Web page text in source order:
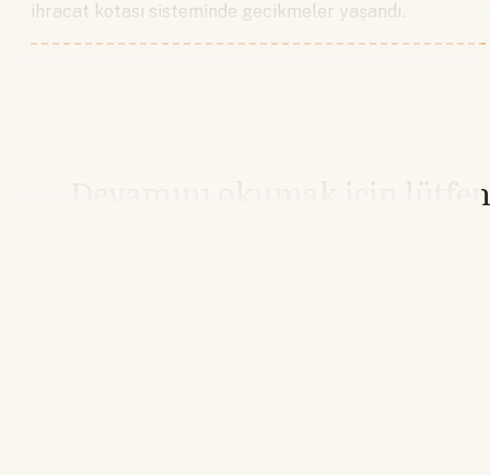
ihracat kotası sisteminde gecikmeler yaşandı.
Devamını okumak için lütfen